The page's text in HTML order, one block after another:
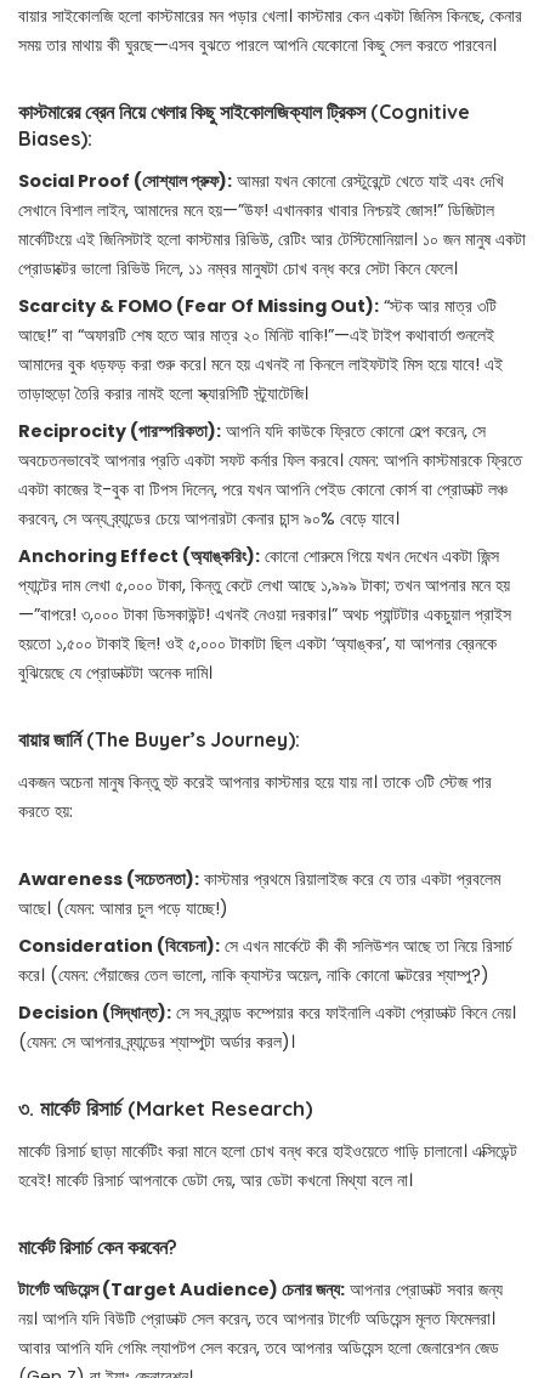
বায়ার সাইকোলজি হলো কাস্টমারের মন পড়ার খেলা। কাস্টমার কেন একটা জিনিস কিনছে, কেনার
সময় তার মাথায় কী ঘুরছে—এসব বুঝতে পারলে আপনি যেকোনো কিছু সেল করতে পারবেন।
কাস্টমারের ব্রেন নিয়ে খেলার কিছু সাইকোলজিক্যাল ট্রিকস (Cognitive
Biases):
Social Proof (সোশ্যাল প্রুফ): আমরা যখন কোনো রেস্টুরেন্টে খেতে যাই এবং দেখি
সেখানে বিশাল লাইন, আমাদের মনে হয়—”উফ! এখানকার খাবার নিশ্চয়ই জোস!” ডিজিটাল
মার্কেটিংয়ে এই জিনিসটাই হলো কাস্টমার রিভিউ, রেটিং আর টেস্টিমোনিয়াল। ১০ জন মানুষ একটা
প্রোডাক্টের ভালো রিভিউ দিলে, ১১ নম্বর মানুষটা চোখ বন্ধ করে সেটা কিনে ফেলে।
Scarcity & FOMO (Fear Of Missing Out): “স্টক আর মাত্র ৩টি
আছে!” বা “অফারটি শেষ হতে আর মাত্র ২০ মিনিট বাকি!”—এই টাইপ কথাবার্তা শুনলেই
আমাদের বুক ধড়ফড় করা শুরু করে। মনে হয় এখনই না কিনলে লাইফটাই মিস হয়ে যাবে! এই
তাড়াহুড়ো তৈরি করার নামই হলো স্ক্যারসিটি স্ট্র্যাটেজি।
Reciprocity (পারস্পরিকতা): আপনি যদি কাউকে ফ্রিতে কোনো হেল্প করেন, সে
অবচেতনভাবেই আপনার প্রতি একটা সফট কর্নার ফিল করবে। যেমন: আপনি কাস্টমারকে ফ্রিতে
একটা কাজের ই-বুক বা টিপস দিলেন, পরে যখন আপনি পেইড কোনো কোর্স বা প্রোডাক্ট লঞ্চ
করবেন, সে অন্য ব্র্যান্ডের চেয়ে আপনারটা কেনার চান্স ৯০% বেড়ে যাবে।
Anchoring Effect (অ্যাঙ্করিং): কোনো শোরুমে গিয়ে যখন দেখেন একটা জিন্স
প্যান্টের দাম লেখা ৫,০০০ টাকা, কিন্তু কেটে লেখা আছে ১,৯৯৯ টাকা; তখন আপনার মনে হয়
—”বাপরে! ৩,০০০ টাকা ডিসকাউন্ট! এখনই নেওয়া দরকার।” অথচ প্যান্টটার একচুয়াল প্রাইস
হয়তো ১,৫০০ টাকাই ছিল! ওই ৫,০০০ টাকাটা ছিল একটা ‘অ্যাঙ্কর’, যা আপনার ব্রেনকে
বুঝিয়েছে যে প্রোডাক্টটা অনেক দামি।
বায়ার জার্নি (The Buyer’s Journey):
একজন অচেনা মানুষ কিন্তু হুট করেই আপনার কাস্টমার হয়ে যায় না। তাকে ৩টি স্টেজ পার
করতে হয়:
Awareness (সচেতনতা): কাস্টমার প্রথমে রিয়ালাইজ করে যে তার একটা প্রবলেম
আছে। (যেমন: আমার চুল পড়ে যাচ্ছে!)
Consideration (বিবেচনা): সে এখন মার্কেটে কী কী সলিউশন আছে তা নিয়ে রিসার্চ
করে। (যেমন: পেঁয়াজের তেল ভালো, নাকি ক্যাস্টর অয়েল, নাকি কোনো ডক্টরের শ্যাম্পু?)
Decision (সিদ্ধান্ত): সে সব ব্র্যান্ড কম্পেয়ার করে ফাইনালি একটা প্রোডাক্ট কিনে নেয়।
(যেমন: সে আপনার ব্র্যান্ডের শ্যাম্পুটা অর্ডার করল)।
৩. মার্কেট রিসার্চ (Market Research)
মার্কেট রিসার্চ ছাড়া মার্কেটিং করা মানে হলো চোখ বন্ধ করে হাইওয়েতে গাড়ি চালানো। এক্সিডেন্ট
হবেই! মার্কেট রিসার্চ আপনাকে ডেটা দেয়, আর ডেটা কখনো মিথ্যা বলে না।
মার্কেট রিসার্চ কেন করবেন?
টার্গেট অডিয়েন্স (Target Audience) চেনার জন্য: আপনার প্রোডাক্ট সবার জন্য
নয়। আপনি যদি বিউটি প্রোডাক্ট সেল করেন, তবে আপনার টার্গেট অডিয়েন্স মূলত ফিমেলরা।
আবার আপনি যদি গেমিং ল্যাপটপ সেল করেন, তবে আপনার অডিয়েন্স হলো জেনারেশন জেড